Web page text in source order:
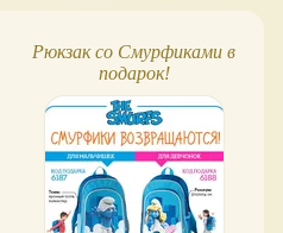
Рюкзак со Смурфиками в
подарок!